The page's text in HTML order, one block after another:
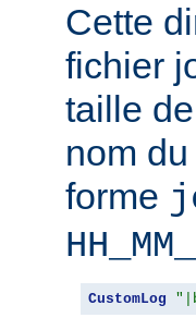
Cette
fichier
taille
nom
forme
CustomLog